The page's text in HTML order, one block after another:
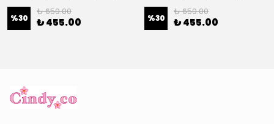
%30
₺ 650.00
₺ 455.00 %30
₺ 650.00
₺ 455.00